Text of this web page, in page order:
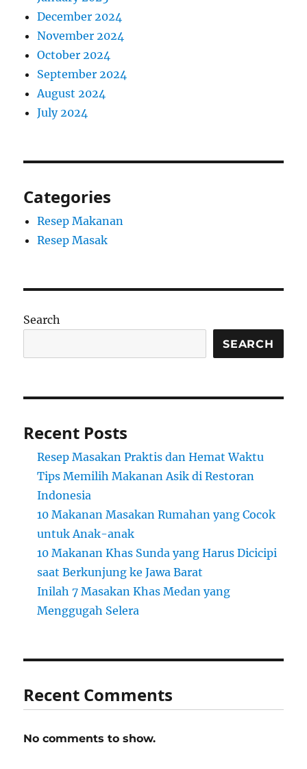
December 2024
November 2024
October 2024
September 2024
August 2024
July 2024
Categories
Resep Makanan
Resep Masak
Search
SEARCH
Recent Posts
Resep Masakan Praktis dan Hemat Waktu
Tips Memilih Makanan Asik di Restoran
Indonesia
10 Makanan Masakan Rumahan yang Cocok
untuk Anak-anak
10 Makanan Khas Sunda yang Harus Dicicipi
saat Berkunjung ke Jawa Barat
Inilah 7 Masakan Khas Medan yang
Menggugah Selera
Recent Comments
No comments to show.